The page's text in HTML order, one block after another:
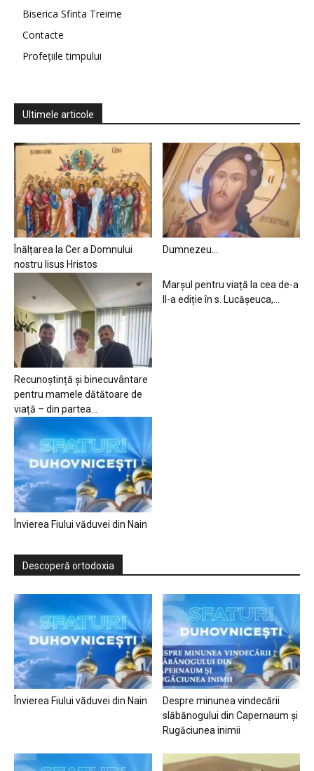
Biserica Sfinta Treime
Contacte
Profețiile timpului
Ultimele articole
Înălțarea la Cer a Domnului
nostru Iisus Hristos
Dumnezeu…
Recunoștință și binecuvântare
pentru mamele dătătoare de
viață – din partea...
Marșul pentru viață la cea de-a
II-a ediție în s. Lucășeuca,...
Învierea Fiului văduvei din Nain
Descoperă ortodoxia
Învierea Fiului văduvei din Nain
Despre minunea vindecării
slăbănogului din Capernaum și
Rugăciunea inimii